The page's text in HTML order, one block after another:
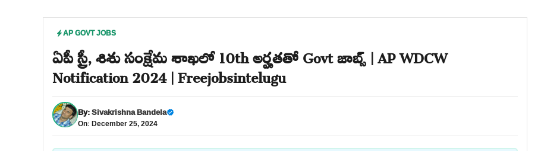
AP GOVT JOBS
ఏపీ స్త్రీ, శిశు సంక్షేమ శాఖలో 10th అర్హతతో Govt జాబ్స్ | AP WDCW
Notification 2024 | Freejobsintelugu
By:Sivakrishna Bandela
On: December 25, 2024